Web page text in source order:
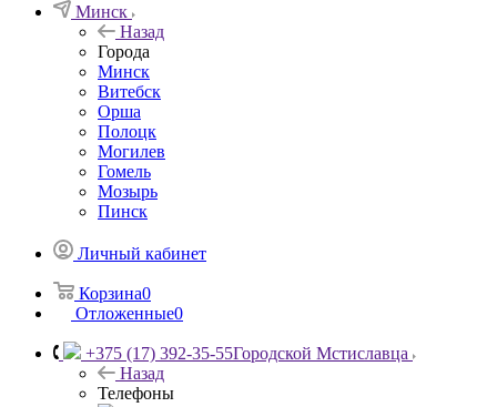
Минск
Назад
Города
Минск
Витебск
Орша
Полоцк
Могилев
Гомель
Мозырь
Пинск
Личный кабинет
Корзина0
Отложенные0
+375 (17) 392-35-55Городской Мстиславца
Назад
Телефоны